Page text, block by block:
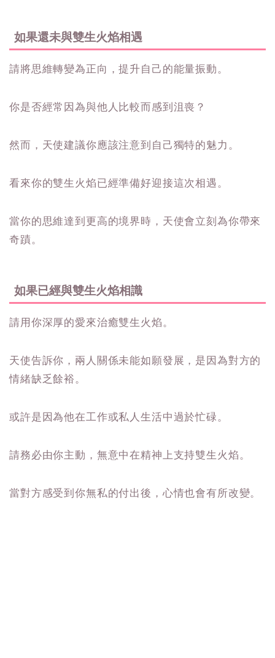
如果還未與雙生火焰相遇
請將思維轉變為正向，提升自己的能量振動。
你是否經常因為與他人比較而感到沮喪？
然而，天使建議你應該注意到自己獨特的魅力。
看來你的雙生火焰已經準備好迎接這次相遇。
當你的思維達到更高的境界時，天使會立刻為你帶來
奇蹟。
如果已經與雙生火焰相識
請用你深厚的愛來治癒雙生火焰。
天使告訴你，兩人關係未能如願發展，是因為對方的
情緒缺乏餘裕。
或許是因為他在工作或私人生活中過於忙碌。
請務必由你主動，無意中在精神上支持雙生火焰。
當對方感受到你無私的付出後，心情也會有所改變。